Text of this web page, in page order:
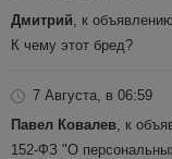
Дмитрий , к объявлению
К чему этот бред?
7 Августа, в 06:59
Павел Ковалев , к
152-ФЗ "О